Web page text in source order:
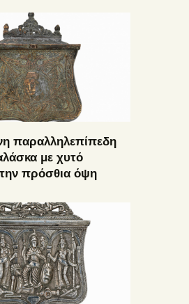
παραλληλεπίπεδη
με χυτό
πρόσθια όψη